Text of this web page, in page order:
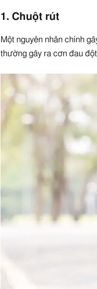
1. Chuột rút
Một nguyên nhân chính
thường gây ra cơn đau